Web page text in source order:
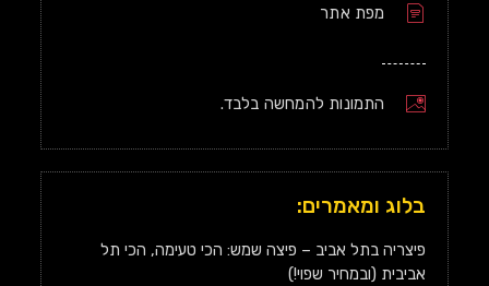
מפת אתר
התמונות להמחשה בלבד.
בלוג ומאמרים:
פיצריה בתל אביב – פיצה שמש: הכי טעימה, הכי תל
אביבית (ובמחיר שפוי!)